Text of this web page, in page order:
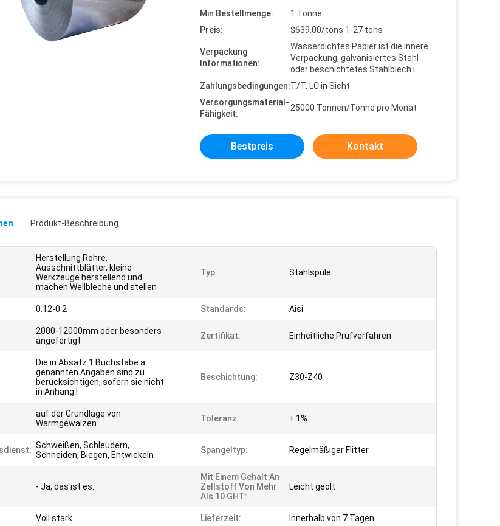
Min Bestellmenge:
1 Tonne
Preis:
$639.00/tons 1-27 tons
Verpackung
Informationen:
Wasserdichtes Papier ist die innere
Verpackung, galvanisiertes Stahl
oder beschichtetes Stahlblech i
Zahlungsbedingungen:T/T, LC in Sicht
Versorgungsmaterial-
Fähigkeit:
25000 Tonnen/Tonne pro Monat
Bestpreis Kontakt
Produkt-Beschreibung
Herstellung Rohre,
Ausschnittblätter, kleine
Werkzeuge herstellend und
machen Wellbleche und stellen
Typ: Stahlspule
0.12-0.2 Standards: Aisi
2000-12000mm oder besonders
angefertigt
Zertifikat: Einheitliche Prüfverfahren
Die in Absatz 1 Buchstabe a
genannten Angaben sind zu
berücksichtigen, sofern sie nicht
in Anhang I
Beschichtung: Z30-Z40
auf der Grundlage von
Warmgewalzen
Toleranz: ± 1%
Schweißen, Schleudern,
Schneiden, Biegen, Entwickeln
Spangeltyp: Regelmäßiger Flitter
- Ja, das ist es.
Mit Einem Gehalt An
Zellstoff Von Mehr
Als 10 GHT:
Leicht geölt
Voll stark Lieferzeit: Innerhalb von 7 Tagen